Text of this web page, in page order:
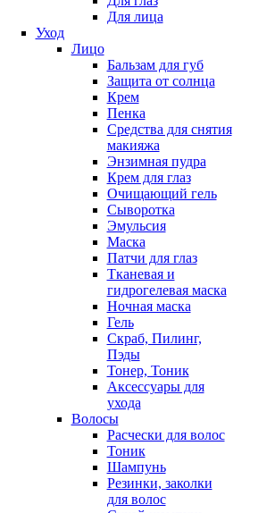
Для лица
Уход
Лицо
Бальзам для губ
Защита от солнца
Крем
Пенка
Средства для снятия
макияжа
Энзимная пудра
Крем для глаз
Очищающий гель
Сыворотка
Эмульсия
Маска
Патчи для глаз
Тканевая и
гидрогелевая маска
Ночная маска
Гель
Скраб, Пилинг,
Пэды
Тонер, Тоник
Аксессуары для
ухода
Волосы
Расчески для волос
Тоник
Шампунь
Резинки, заколки
для волос